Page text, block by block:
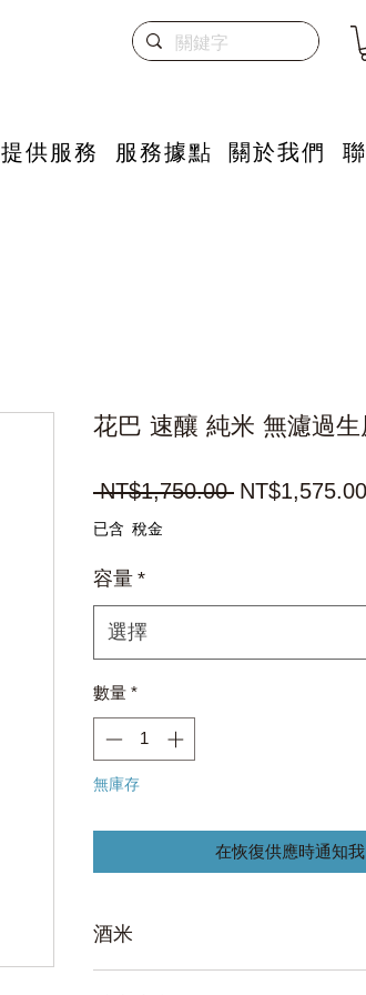
提供服務 服務據點 關於我們
花巴 速釀 純米 無濾過生
NT$1,750.00 一
格
NT$1,575.00
已含 稅金
容量 *
選擇
數量 *
無庫存
在恢復供應時通知我
酒米